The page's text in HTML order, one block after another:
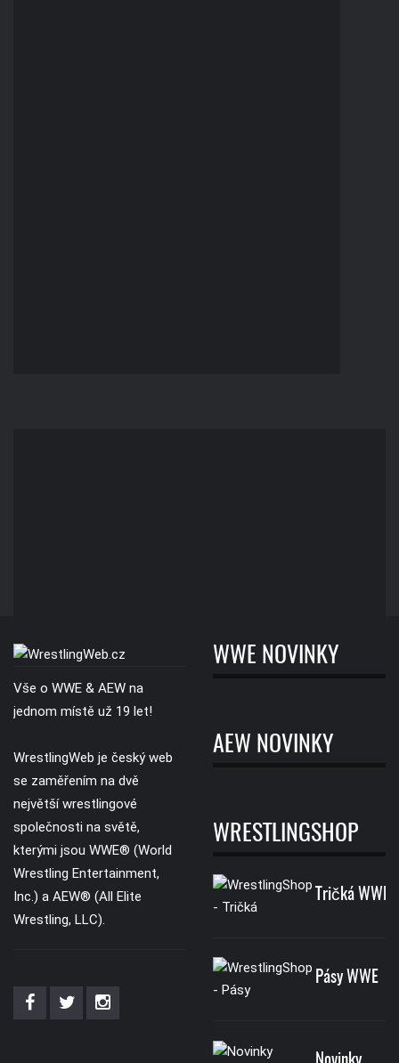
Vše o WWE & AEW na
jednom místě už 19 let!
WrestlingWeb je český web
se zaměřením na dvě
největší wrestlingové
společnosti na světě,
kterými jsou WWE® (World
Wrestling Entertainment,
Inc.) a AEW® (All Elite
Wrestling, LLC).
WWE NOVINKY
AEW NOVINKY
WRESTLINGSHOP
Tričká WWE
Pásy WWE